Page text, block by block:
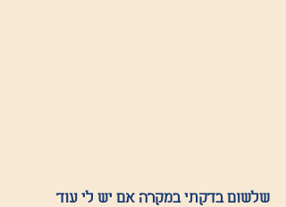
שלשום בדקתי במקרה אם יש לי עוד